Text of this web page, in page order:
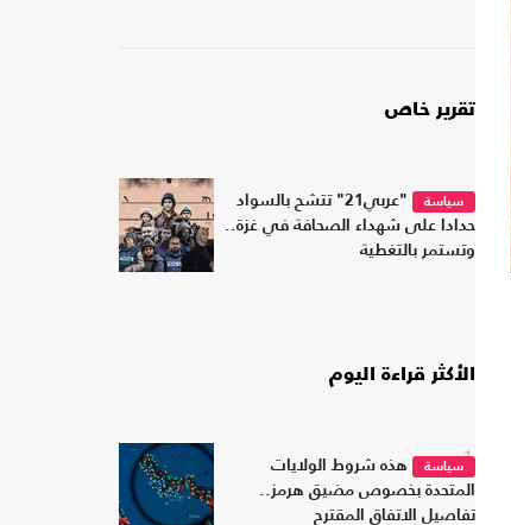
تقرير خاص
سياسة
"عربي21" تتشح بالسواد
حدادا على شهداء الصحافة في غزة..
وتستمر بالتغطية
الأكثر قراءة اليوم
1سياسة
هذه شروط الولايات
المتحدة بخصوص مضيق هرمز..
تفاصيل الاتفاق المقترح